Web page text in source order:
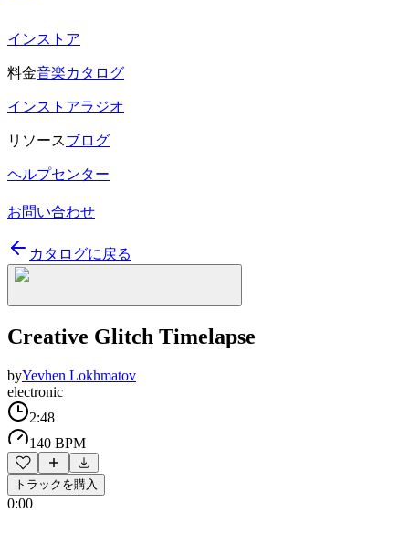
インストア
料金音楽カタログ
インストアラジオ
リソースブログ
ヘルプセンター
お問い合わせ
カタログに戻る
Creative Glitch Timelapse
byYevhen Lokhmatov
electronic
2:48
140 BPM
トラックを購入
0:00